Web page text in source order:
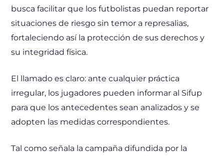
busca facilitar que los futbolistas puedan reportar
situaciones de riesgo sin temor a represalias,
fortaleciendo así la protección de sus derechos y
su integridad física.
El llamado es claro: ante cualquier práctica
irregular, los jugadores pueden informar al Sifup
para que los antecedentes sean analizados y se
adopten las medidas correspondientes.
Tal como señala la campaña difundida por la